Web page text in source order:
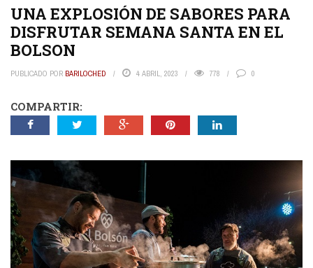
UNA EXPLOSIÓN DE SABORES PARA
DISFRUTAR SEMANA SANTA EN EL
BOLSON
PUBLICADO POR BARILOCHED 4 ABRIL, 2023 778 0
COMPARTIR: